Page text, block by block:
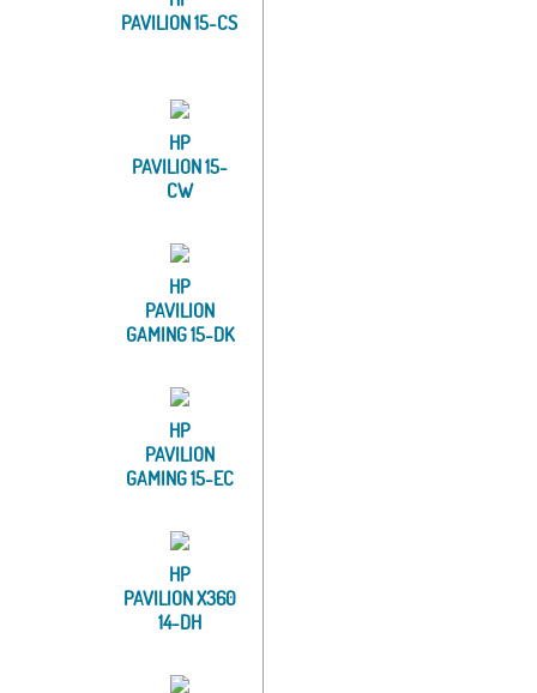
PAVILION 15-CS
HP
PAVILION 15-
CW
HP
PAVILION
GAMING 15-DK
HP
PAVILION
GAMING 15-EC
HP
PAVILION X360
14-DH